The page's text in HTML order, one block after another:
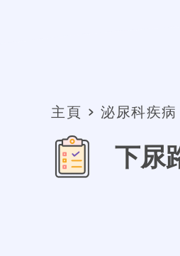
主頁 泌尿科疾病
下尿